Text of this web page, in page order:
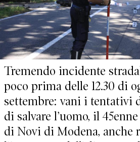
Tremendo incidente
poco prima delle 12.30 di
settembre: vani i tentativi
di salvare l’uomo, il
di Novi di Modena, anche